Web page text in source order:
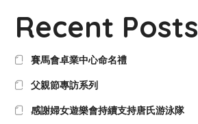
Recent Posts
賽馬會卓業中心命名禮
父親節專訪系列
感謝婦女遊樂會持續支持唐氏游泳隊